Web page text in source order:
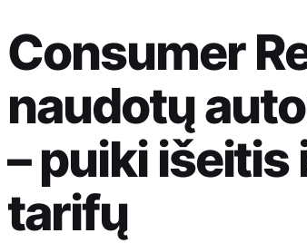
Consumer
naudotų
– puiki
tarifų